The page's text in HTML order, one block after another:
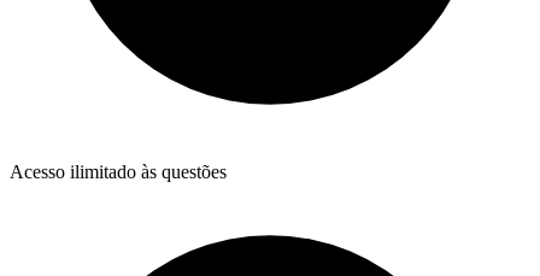
Acesso ilimitado às questões